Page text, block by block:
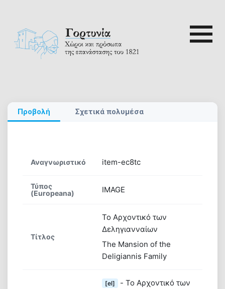
Γορτυνία
1821
Αξιοθέατα
Διαδρομές
Ψηφιακή βιβλιοθήκη
για:
Προβολή Σχετικά πολυμέσα
Αναγνωριστικό item-ec8tc
Τύπος
(Europeana)
IMAGE
Τίτλος
Το Αρχοντικό των
Δεληγιανναίων
The Mansion of the
Deligiannis Family
[el]
- Το Αρχοντικό των